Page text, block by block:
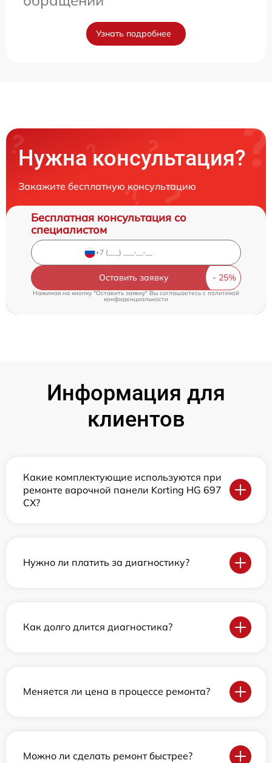
Узнать подробнее
Нужна консультация?
Закажите бесплатную консультацию
Бесплатная консультация со
специалистом
Оставить заявку
Нажимая на кнопку "Оставить заявку" Вы соглашаетесь cполитикой
конфиденциальности
Информация для
клиентов
Какие комплектующие используются при
ремонте варочной панели Korting HG 697
CX?
Нужно ли платить за диагностику?
Как долго длится диагностика?
Меняется ли цена в процессе ремонта?
Можно ли сделать ремонт быстрее?